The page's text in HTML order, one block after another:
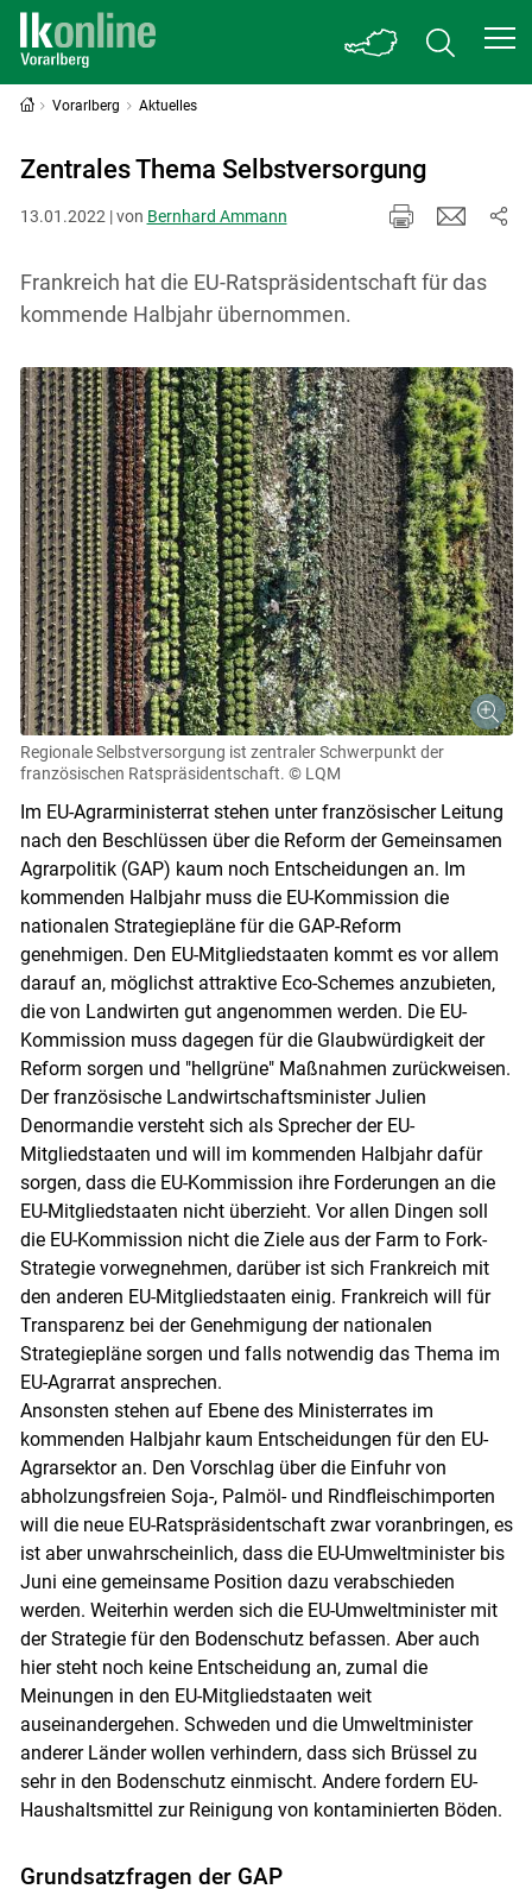
Skip to main content
Vorarlberg Aktuelles
Zentrales Thema Selbstversorgung
13.01.2022 | von Bernhard Ammann
Frankreich hat die EU-Ratspräsidentschaft für das
kommende Halbjahr übernommen.
Regionale Selbstversorgung ist zentraler Schwerpunkt der
französischen Ratspräsidentschaft. © LQM
Im EU-Agrarministerrat stehen unter französischer Leitung
nach den Beschlüssen über die Reform der Gemeinsamen
Agrarpolitik (GAP) kaum noch Entscheidungen an. Im
kommenden Halbjahr muss die EU-Kommission die
nationalen Strategiepläne für die GAP-Reform
genehmigen. Den EU-Mitgliedstaaten kommt es vor allem
darauf an, möglichst attraktive Eco-Schemes anzubieten,
die von Landwirten gut angenommen werden. Die EU-
Kommission muss dagegen für die Glaubwürdigkeit der
Reform sorgen und "hellgrüne" Maßnahmen zurückweisen.
Der französische Landwirtschaftsminister Julien
Denormandie versteht sich als Sprecher der EU-
Mitgliedstaaten und will im kommenden Halbjahr dafür
sorgen, dass die EU-Kommission ihre Forderungen an die
EU-Mitgliedstaaten nicht überzieht. Vor allen Dingen soll
die EU-Kommission nicht die Ziele aus der Farm to Fork-
Strategie vorwegnehmen, darüber ist sich Frankreich mit
den anderen EU-Mitgliedstaaten einig. Frankreich will für
Transparenz bei der Genehmigung der nationalen
Strategiepläne sorgen und falls notwendig das Thema im
EU-Agrarrat ansprechen.
Ansonsten stehen auf Ebene des Ministerrates im
kommenden Halbjahr kaum Entscheidungen für den EU-
Agrarsektor an. Den Vorschlag über die Einfuhr von
abholzungsfreien Soja-, Palmöl- und Rindfleischimporten
will die neue EU-Ratspräsidentschaft zwar voranbringen, es
ist aber unwahrscheinlich, dass die EU-Umweltminister bis
Juni eine gemeinsame Position dazu verabschieden
werden. Weiterhin werden sich die EU-Umweltminister mit
der Strategie für den Bodenschutz befassen. Aber auch
hier steht noch keine Entscheidung an, zumal die
Meinungen in den EU-Mitgliedstaaten weit
auseinandergehen. Schweden und die Umweltminister
anderer Länder wollen verhindern, dass sich Brüssel zu
sehr in den Bodenschutz einmischt. Andere fordern EU-
Haushaltsmittel zur Reinigung von kontaminierten Böden.
Grundsatzfragen der GAP